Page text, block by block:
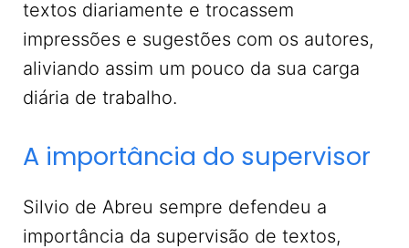
textos diariamente e trocassem
impressões e sugestões com os autores,
aliviando assim um pouco da sua carga
diária de trabalho.
A importância do supervisor
Silvio de Abreu sempre defendeu a
importância da supervisão de textos,